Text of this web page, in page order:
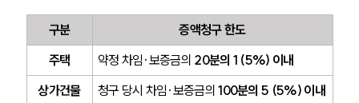
구분
증액청구 한도
주택
약정 차임·보증금의 20분의 1 (5%) 이내
상가건물
청구 당시 차임·보증금의 100분의 5 (5%) 이내